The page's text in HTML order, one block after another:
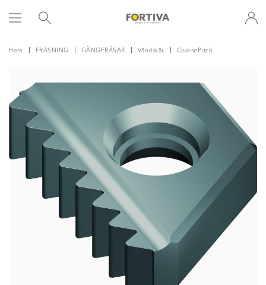
Hem FRÄSNING GÄNGFRÄSAR Vändskär CoarsePitch